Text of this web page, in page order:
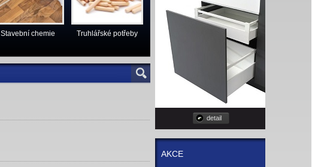
Stavební chemie Truhlářské potřeby
detail
AKCE